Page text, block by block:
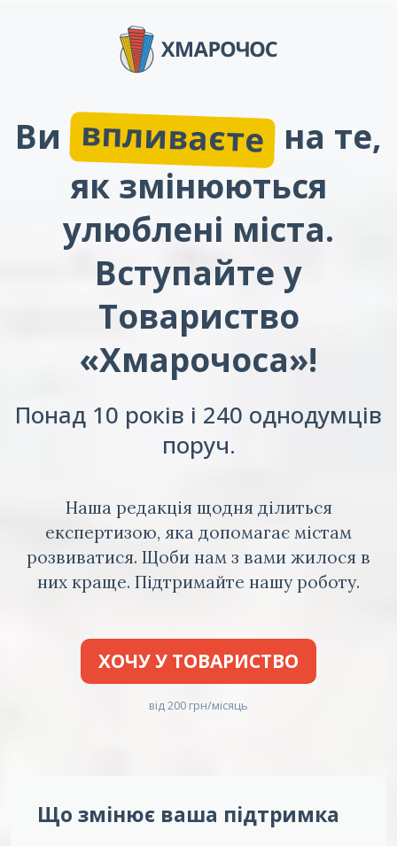
Ви впливаєте на те,
як змінюються
улюблені міста.
Вступайте у
Товариство
«Хмарочоса»!
Понад 10 років і 240 однодумців
поруч.
Наша редакція щодня ділиться
експертизою, яка допомагає містам
розвиватися. Щоби нам з вами жилося в
них краще. Підтримайте нашу роботу.
ХОЧУ У ТОВАРИСТВО
від 200 грн/місяць
Що змінює ваша підтримка